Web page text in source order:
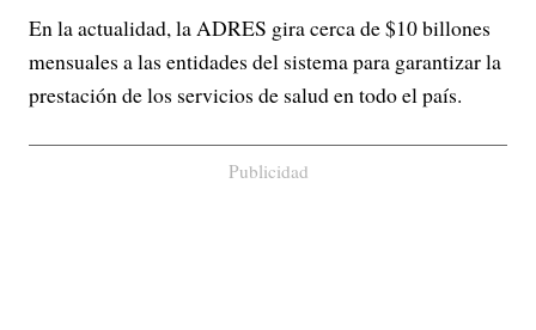
En la actualidad, la ADRES gira cerca de $10 billones
mensuales a las entidades del sistema para garantizar la
prestación de los servicios de salud en todo el país.
Publicidad